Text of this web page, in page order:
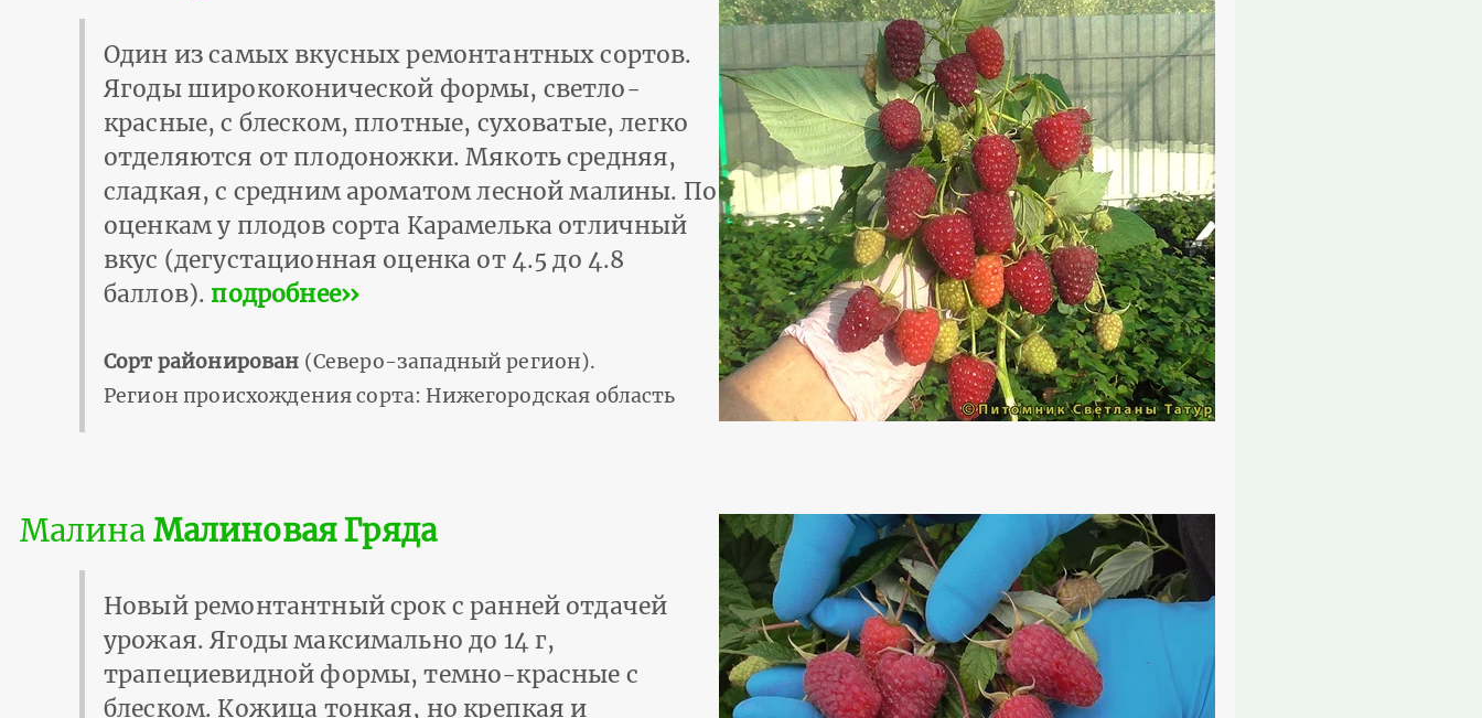
Один из самых вкусных ремонтантных сортов.
Ягоды ширококонической формы, светло-
красные, с блеском, плотные, суховатые, легко
отделяются от плодоножки. Мякоть средняя,
сладкая, с средним ароматом лесной малины. По
оценкам у плодов сорта Карамелька отличный
вкус (дегустационная оценка от 4.5 до 4.8
баллов). подробнее››
Сорт районирован (Северо-западный регион).
Регион происхождения сорта: Нижегородская область
Малина Малиновая Гряда
Новый ремонтантный срок с ранней отдачей
урожая. Ягоды максимально до 14 г,
трапециевидной формы, темно-красные с
блеском. Кожица тонкая, но крепкая и